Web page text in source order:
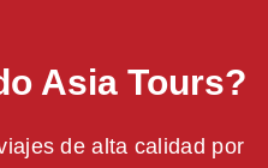
Asia Tours?
de alta calidad por